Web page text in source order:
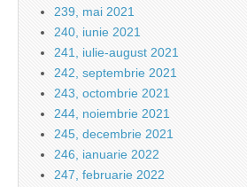
239, mai 2021
240, iunie 2021
241, iulie-august 2021
242, septembrie 2021
243, octombrie 2021
244, noiembrie 2021
245, decembrie 2021
246, ianuarie 2022
247, februarie 2022